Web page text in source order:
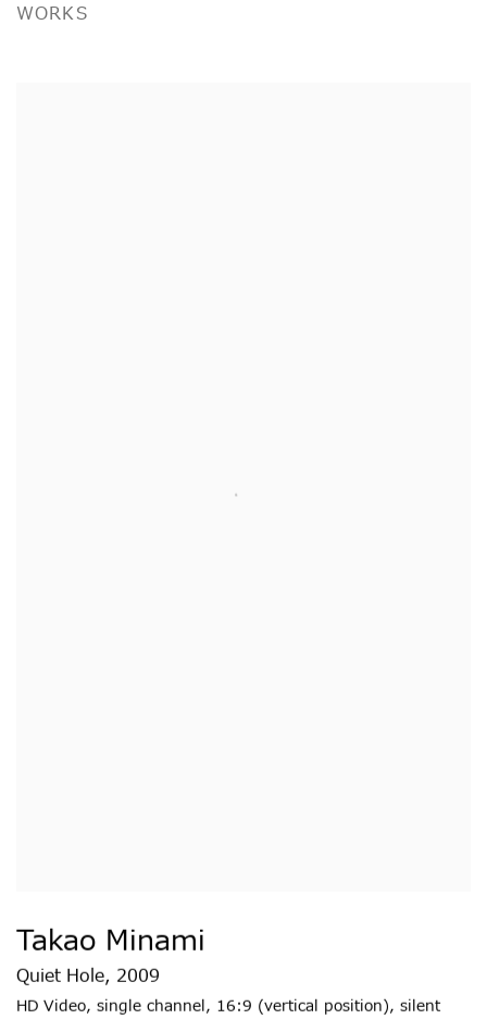
WORKS
Takao Minami
Quiet Hole, 2009
HD Video, single channel, 16:9 (vertical position), silent